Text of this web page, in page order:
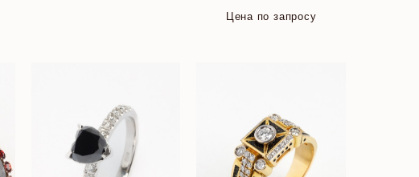
Цена по запросу